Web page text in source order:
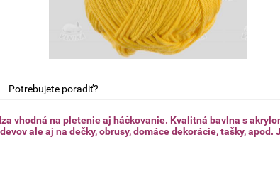
Potrebujete poradiť?
vhodná na pletenie aj háčkovanie. Kvalitná bavlna s
ale aj na dečky, obrusy, domáce dekorácie, tašky,